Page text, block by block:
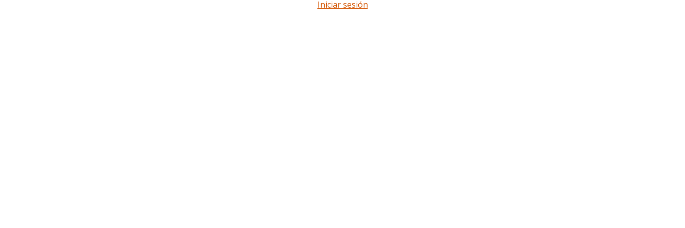
Iniciar sesión